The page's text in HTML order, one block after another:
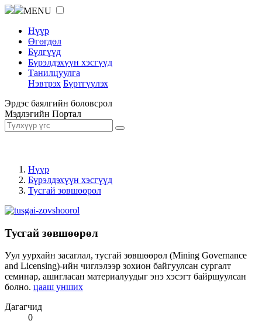
MENU
Нүүр
Өгөгдөл
Бүлгүүд
Бүрэлдэхүүн хэсгүүд
Танилцуулга
Нэвтрэх Бүртгүүлэх
Эрдэс баялгийн боловсрол
Мэдлэгийн Портал
Нүүр
Бүрэлдэхүүн хэсгүүд
Тусгай зөвшөөрөл
Тусгай зөвшөөрөл
Уул уурхайн засаглал, тусгай зөвшөөрөл (Mining Governance
and Licensing)-ийн чиглэлээр зохион байгуулсан сургалт
семинар, ашигласан материалуудыг энэ хэсэгт байршуулсан
болно. цааш унших
Дагагчид
0